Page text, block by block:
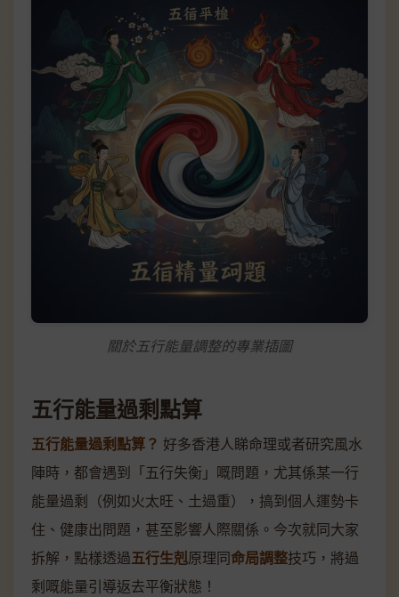
關於五行能量調整的專業插圖
五行能量過剩點算
五行能量過剩點算？ 好多香港人睇命理或者研究風水
陣時，都會遇到「五行失衡」嘅問題，尤其係某一行
能量過剩（例如火太旺、土過重），搞到個人運勢卡
住、健康出問題，甚至影響人際關係。今次就同大家
拆解，點樣透過五行生剋原理同命局調整技巧，將過
剩嘅能量引導返去平衡狀態！